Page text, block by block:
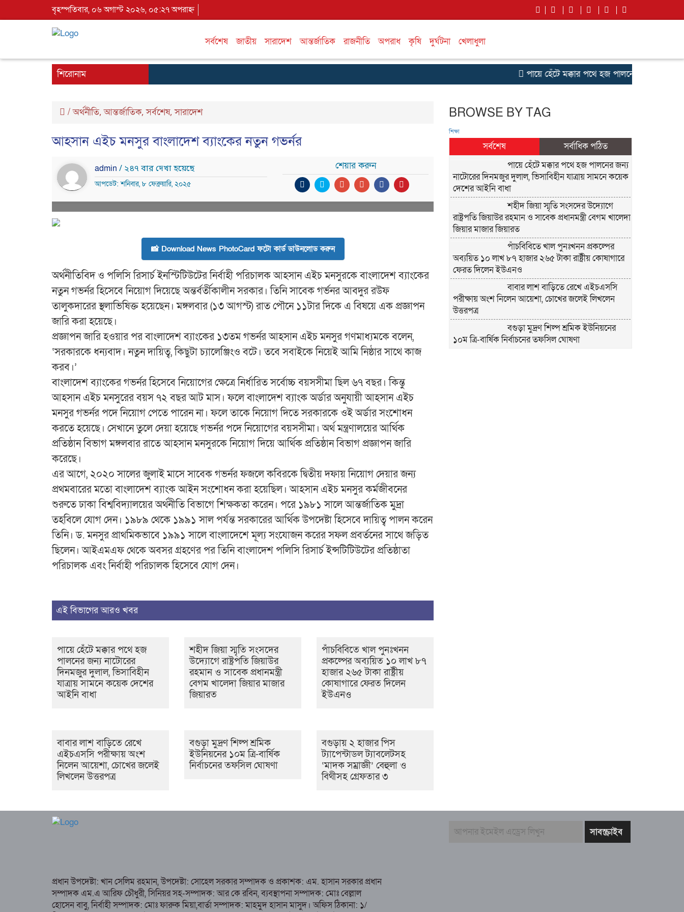
বৃহস্পতিবার, ০৬ অগাস্ট ২০২৬, ০৫:২৭ অপরাহ্ন
সর্বশেষ জাতীয় সারাদেশ আন্তর্জাতিক রাজনীতি অপরাধ কৃষি দুর্ঘটনা খেলাধুলা
শিরোনাম পায়ে হেঁটে মক্কার পথে হজ পালনের জন্য নাটোরের
/অর্থনীতি,আন্তর্জাতিক,সর্বশেষ,সারাদেশ
আহসান এইচ মনসুর বাংলাদেশ ব্যাংকের নতুন গভর্নর
admin / ২৪৭ বার দেখা হয়েছে
আপডেট: শনিবার, ৮ ফেব্রুয়ারি, ২০২৫
শেয়ার করুন
📸 Download News PhotoCard ফটো কার্ড ডাউনলোড করুন
অর্থনীতিবিদ ও পলিসি রিসার্চ ইনস্টিটিউটের নির্বাহী পরিচালক আহসান এইচ মনসুরকে বাংলাদেশ ব্যাংকের
নতুন গভর্নর হিসেবে নিয়োগ দিয়েছে অন্তর্বর্তীকালীন সরকার। তিনি সাবেক গর্ভনর আবদুর রউফ
তালুকদারের স্থলাভিষিক্ত হয়েছেন। মঙ্গলবার (১৩ আগস্ট) রাত পৌনে ১১টার দিকে এ বিষয়ে এক প্রজ্ঞাপন
জারি করা হয়েছে।
প্রজ্ঞাপন জারি হওয়ার পর বাংলাদেশ ব্যাংকের ১৩তম গভর্নর আহসান এইচ মনসুর গণমাধ্যমকে বলেন,
‘সরকারকে ধন্যবাদ। নতুন দায়িত্ব, কিছুটা চ্যালেঞ্জিংও বটে। তবে সবাইকে নিয়েই আমি নিষ্ঠার সাথে কাজ
করব।’
বাংলাদেশ ব্যাংকের গভর্নর হিসেবে নিয়োগের ক্ষেত্রে নির্ধারিত সর্বোচ্চ বয়সসীমা ছিল ৬৭ বছর। কিন্তু
আহসান এইচ মনসুরের বয়স ৭২ বছর আট মাস। ফলে বাংলাদেশ ব্যাংক অর্ডার অনুযায়ী আহসান এইচ
মনসুর গভর্নর পদে নিয়োগ পেতে পারেন না। ফলে তাকে নিয়োগ দিতে সরকারকে ওই অর্ডার সংশোধন
করতে হয়েছে। সেখানে তুলে দেয়া হয়েছে গভর্নর পদে নিয়োগের বয়সসীমা। অর্থ মন্ত্রণালয়ের আর্থিক
প্রতিষ্ঠান বিভাগ মঙ্গলবার রাতে আহসান মনসুরকে নিয়োগ দিয়ে আর্থিক প্রতিষ্ঠান বিভাগ প্রজ্ঞাপন জারি
করেছে।
এর আগে, ২০২০ সালের জুলাই মাসে সাবেক গভর্নর ফজলে কবিরকে দ্বিতীয় দফায় নিয়োগ দেয়ার জন্য
প্রথমবারের মতো বাংলাদেশ ব্যাংক আইন সংশোধন করা হয়েছিল। আহসান এইচ মনসুর কর্মজীবনের
শুরুতে ঢাকা বিশ্ববিদ্যালয়ের অর্থনীতি বিভাগে শিক্ষকতা করেন। পরে ১৯৮১ সালে আন্তর্জাতিক মুদ্রা
তহবিলে যোগ দেন। ১৯৮৯ থেকে ১৯৯১ সাল পর্যন্ত সরকারের আর্থিক উপদেষ্টা হিসেবে দায়িত্ব পালন করেন
তিনি। ড. মনসুর প্রাথমিকভাবে ১৯৯১ সালে বাংলাদেশে মূল্য সংযোজন করের সফল প্রবর্তনের সাথে জড়িত
ছিলেন। আইএমএফ থেকে অবসর গ্রহণের পর তিনি বাংলাদেশ পলিসি রিসার্চ ইন্সটিটিউটের প্রতিষ্ঠাতা
পরিচালক এবং নির্বাহী পরিচালক হিসেবে যোগ দেন।
এই বিভাগের আরও খবর
পায়ে হেঁটে মক্কার পথে হজ
পালনের জন্য নাটোরের
দিনমজুর দুলাল, ভিসাবিহীন
যাত্রায় সামনে কয়েক দেশের
আইনি বাধা
শহীদ জিয়া স্মৃতি সংসদের
উদ্যোগে রাষ্ট্রপতি জিয়াউর
রহমান ও সাবেক প্রধানমন্ত্রী
বেগম খালেদা জিয়ার মাজার
জিয়ারত
পাঁচবিবিতে খাল পুনঃখনন
প্রকল্পের অব্যয়িত ১০ লাখ ৮৭
হাজার ২৬৫ টাকা রাষ্ট্রীয়
কোষাগারে ফেরত দিলেন
ইউএনও
বাবার লাশ বাড়িতে রেখে
এইচএসসি পরীক্ষায় অংশ
নিলেন আয়েশা, চোখের জলেই
লিখলেন উত্তরপত্র
বগুড়া মুদ্রণ শিল্প শ্রমিক
ইউনিয়নের ১০ম ত্রি-বার্ষিক
নির্বাচনের তফসিল ঘোষণা
বগুড়ায় ২ হাজার পিস
ট্যাপেন্টাডল ট্যাবলেটসহ
‘মাদক সম্রাজ্ঞী’ বেহুলা ও
বিথীসহ গ্রেফতার ৩
BROWSE BY TAG
শিক্ষা
সর্বশেষ
সর্বাধিক পঠিত
পায়ে হেঁটে মক্কার পথে হজ পালনের জন্য
নাটোরের দিনমজুর দুলাল, ভিসাবিহীন যাত্রায় সামনে কয়েক
দেশের আইনি বাধা
শহীদ জিয়া স্মৃতি সংসদের উদ্যোগে
রাষ্ট্রপতি জিয়াউর রহমান ও সাবেক প্রধানমন্ত্রী বেগম খালেদা
জিয়ার মাজার জিয়ারত
পাঁচবিবিতে খাল পুনঃখনন প্রকল্পের
অব্যয়িত ১০ লাখ ৮৭ হাজার ২৬৫ টাকা রাষ্ট্রীয় কোষাগারে
ফেরত দিলেন ইউএনও
বাবার লাশ বাড়িতে রেখে এইচএসসি
পরীক্ষায় অংশ নিলেন আয়েশা, চোখের জলেই লিখলেন
উত্তরপত্র
বগুড়া মুদ্রণ শিল্প শ্রমিক ইউনিয়নের
১০ম ত্রি-বার্ষিক নির্বাচনের তফসিল ঘোষণা
প্রধান উপদেষ্টা: খান সেলিম রহমান, উপদেষ্টা: সোহেল সরকার সম্পাদক ও প্রকাশক: এম. হাসান সরকার প্রধান
সম্পাদক এম.এ আরিফ চৌধুরী, সিনিয়র সহ-সম্পাদক: আর কে রবিন, ব্যবস্থাপনা সম্পাদক: মোঃ বেল্লাল
হোসেন বাবু, নির্বাহী সম্পাদক: মোঃ ফারুক মিয়া,বার্তা সম্পাদক: মাহমুদ হাসান মাসুদ। অফিস ঠিকানা: ১/